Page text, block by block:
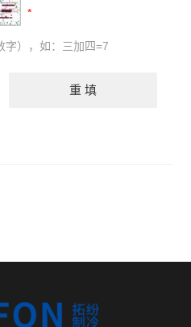
字），如：三加四=7